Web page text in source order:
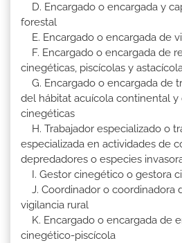
D. Encargado o encargada y
forestal
E. Encargado o encargada de
F. Encargado o encargada de
cinegéticas, piscícolas y
G. Encargado o encargada de
del hábitat acuícola continental y
cinegéticas
H. Trabajador especializado o
especializada en actividades de
depredadores o especies
I. Gestor cinegético o gestora
J. Coordinador o coordinadora
vigilancia rural
K. Encargado o encargada de
cinegético-piscícola